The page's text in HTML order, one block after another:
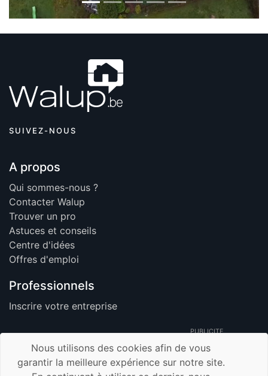
SUIVEZ-NOUS
A propos
Qui sommes-nous ?
Contacter Walup
Trouver un pro
Astuces et conseils
Centre d'idées
Offres d'emploi
Professionnels
Inscrire votre entreprise
PUBLICITE
Nous utilisons des cookies afin de vous
garantir la meilleure expérience sur notre site.